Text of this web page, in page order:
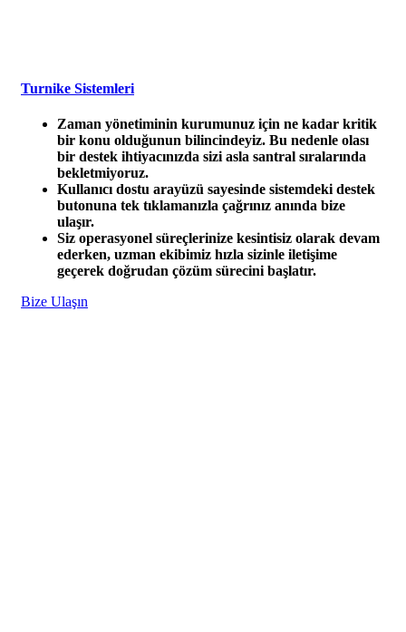
Turnike Sistemleri
Zaman yönetiminin kurumunuz için ne kadar kritik
bir konu olduğunun bilincindeyiz. Bu nedenle olası
bir destek ihtiyacınızda sizi asla santral sıralarında
bekletmiyoruz.
Kullanıcı dostu arayüzü sayesinde sistemdeki destek
butonuna tek tıklamanızla çağrınız anında bize
ulaşır.
Siz operasyonel süreçlerinize kesintisiz olarak devam
ederken, uzman ekibimiz hızla sizinle iletişime
geçerek doğrudan çözüm sürecini başlatır.
Bize Ulaşın